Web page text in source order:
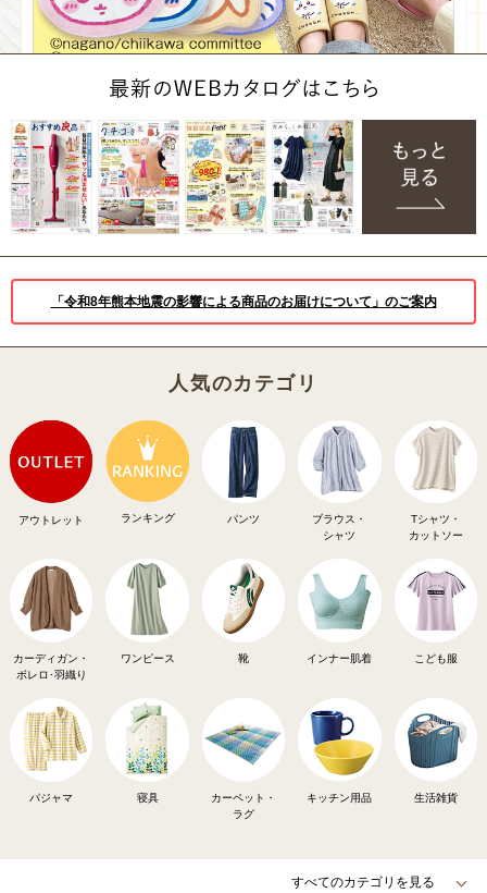
「令和8年熊本地震の影響による商品のお届けについて」のご案内
人気のカテゴリ
アウトレット ランキング パンツ
ブラウス・
シャツ
Tシャツ・
カットソー
カーディガン・
ボレロ･羽織り
ワンピース 靴 インナー肌着 こども服
パジャマ 寝具
カーペット・
ラグ
キッチン用品 生活雑貨
すべてのカテゴリを見る